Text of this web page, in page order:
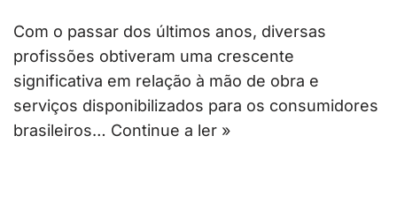
Com o passar dos últimos anos, diversas
profissões obtiveram uma crescente
significativa em relação à mão de obra e
serviços disponibilizados para os consumidores
brasileiros… Continue a ler »